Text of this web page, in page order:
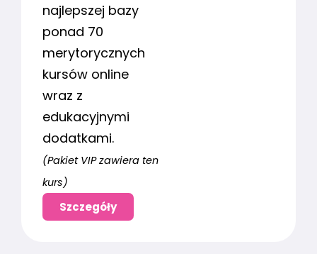
najlepszej bazy
ponad 70
merytorycznych
kursów online
wraz z
edukacyjnymi
dodatkami.
(Pakiet VIP zawiera ten
kurs)
Szczegóły